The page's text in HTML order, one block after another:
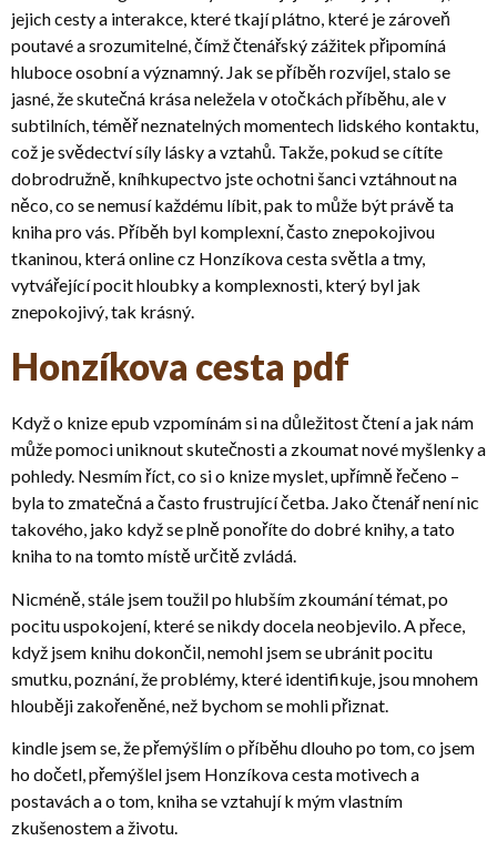
jejich cesty a interakce, které tkají plátno, které je zároveň
poutavé a srozumitelné, čímž čtenářský zážitek připomíná
hluboce osobní a významný. Jak se příběh rozvíjel, stalo se
jasné, že skutečná krása neležela v otočkách příběhu, ale v
subtilních, téměř neznatelných momentech lidského kontaktu,
což je svědectví síly lásky a vztahů. Takže, pokud se cítíte
dobrodružně, kníhkupectvo jste ochotni šanci vztáhnout na
něco, co se nemusí každému líbit, pak to může být právě ta
kniha pro vás. Příběh byl komplexní, často znepokojivou
tkaninou, která online cz Honzíkova cesta světla a tmy,
vytvářející pocit hloubky a komplexnosti, který byl jak
znepokojivý, tak krásný.
Honzíkova cesta pdf
Když o knize epub vzpomínám si na důležitost čtení a jak nám
může pomoci uniknout skutečnosti a zkoumat nové myšlenky a
pohledy. Nesmím říct, co si o knize myslet, upřímně řečeno –
byla to zmatečná a často frustrující četba. Jako čtenář není nic
takového, jako když se plně ponoříte do dobré knihy, a tato
kniha to na tomto místě určitě zvládá.
Nicméně, stále jsem toužil po hlubším zkoumání témat, po
pocitu uspokojení, které se nikdy docela neobjevilo. A přece,
když jsem knihu dokončil, nemohl jsem se ubránit pocitu
smutku, poznání, že problémy, které identifikuje, jsou mnohem
hlouběji zakořeněné, než bychom se mohli přiznat.
kindle jsem se, že přemýšlím o příběhu dlouho po tom, co jsem
ho dočetl, přemýšlel jsem Honzíkova cesta motivech a
postavách a o tom, kniha se vztahují k mým vlastním
zkušenostem a životu.